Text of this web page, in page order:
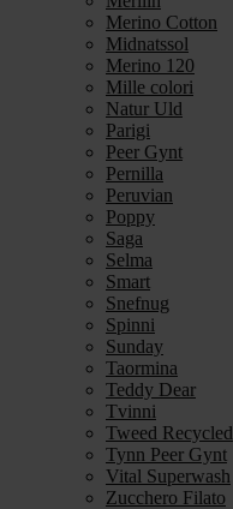
Merino Cotton
Midnatssol
Merino 120
Mille colori
Natur Uld
Parigi
Peer Gynt
Pernilla
Peruvian
Poppy
Saga
Selma
Smart
Snefnug
Spinni
Sunday
Taormina
Teddy Dear
Tvinni
Tweed Recycled
Tynn Peer Gynt
Vital Superwash
Zucchero Filato